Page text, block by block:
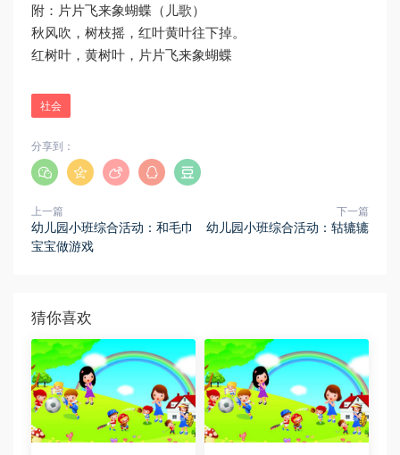
附：片片飞来象蝴蝶（儿歌）
秋风吹，树枝摇，红叶黄叶往下掉。
红树叶，黄树叶，片片飞来象蝴蝶
社会
分享到：
上一篇
幼儿园小班综合活动：和毛巾
宝宝做游戏
下一篇
幼儿园小班综合活动：轱辘辘
猜你喜欢